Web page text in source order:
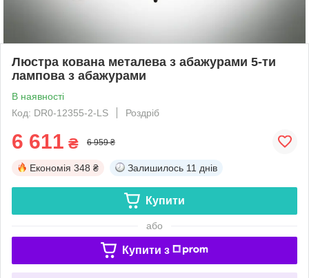
Люстра кована металева з абажурами 5-ти
лампова з абажурами
В наявності
Код: DR0-12355-2-LS
Роздріб
6 611 ₴ 6 959 ₴
Економія 348 ₴ Залишилось 11 днів
Купити
або
Купити з